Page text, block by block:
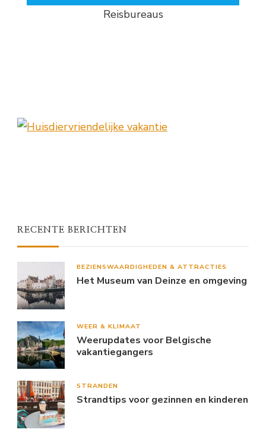
Reisbureaus
RECENTE BERICHTEN
BEZIENSWAARDIGHEDEN & ATTRACTIES
Het Museum van Deinze en omgeving
WEER & KLIMAAT
Weerupdates voor Belgische
vakantiegangers
STRANDEN
Strandtips voor gezinnen en kinderen